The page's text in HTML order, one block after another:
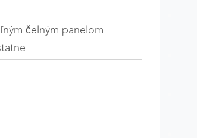
čelným panelom